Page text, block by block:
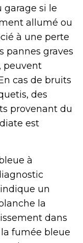
garage si le
allumé ou
à une perte
pannes graves
peuvent
cas de bruits
des
provenant du
est
à
un
la
dans
fumée bleue